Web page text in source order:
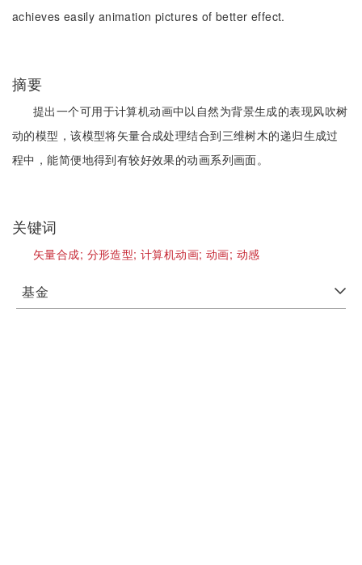
achieves easily animation pictures of better effect.
摘要
提出一个可用于计算机动画中以自然为背景生成的表现风吹树
动的模型，该模型将矢量合成处理结合到三维树木的递归生成过
程中，能简便地得到有较好效果的动画系列画面。
关键词
矢量合成; 分形造型;计算机动画;动画; 动感
基金